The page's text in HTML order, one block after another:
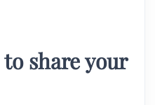
share your